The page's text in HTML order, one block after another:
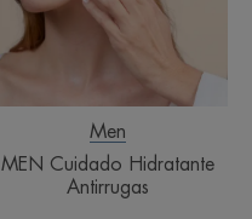
Men
MEN Cuidado Hidratante
Antirrugas